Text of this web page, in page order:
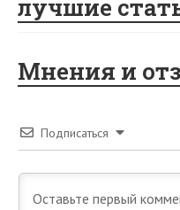
лучшие
Мнения и
Подписаться